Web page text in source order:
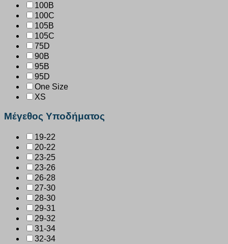
100B
100C
105B
105C
75D
90B
95B
95D
One Size
XS
Μέγεθος Υποδήματος
19-22
20-22
23-25
23-26
26-28
27-30
28-30
29-31
29-32
31-34
32-34